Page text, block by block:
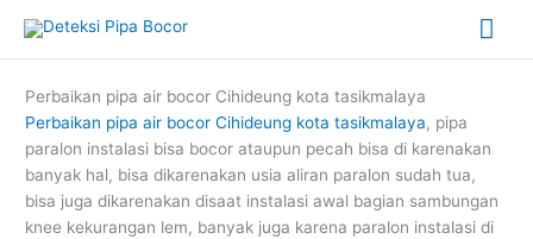
content
Perbaikan pipa air bocor Cihideung kota tasikmalaya
Perbaikan pipa air bocor Cihideung kota tasikmalaya, pipa
paralon instalasi bisa bocor ataupun pecah bisa di karenakan
banyak hal, bisa dikarenakan usia aliran paralon sudah tua,
bisa juga dikarenakan disaat instalasi awal bagian sambungan
knee kekurangan lem, banyak juga karena paralon instalasi di